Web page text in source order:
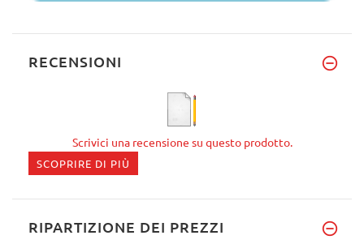
RECENSIONI
Scrivici una recensione su questo prodotto.
SCOPRIRE DI PIÙ
RIPARTIZIONE DEI PREZZI